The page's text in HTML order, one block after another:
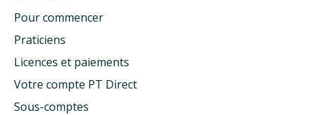
Pour commencer
Praticiens
Licences et paiements
Votre compte PT Direct
Sous-comptes